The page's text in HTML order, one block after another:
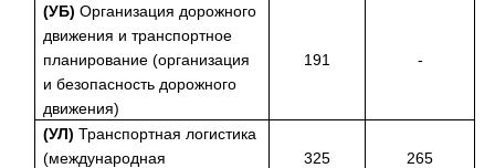
(УБ) Организация дорожного
движения и транспортное
планирование (организация
и безопасность дорожного
движения)
191 -
(УЛ) Транспортная логистика
(международная
325 265